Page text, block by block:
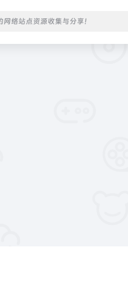
络站点资源收集与分享！